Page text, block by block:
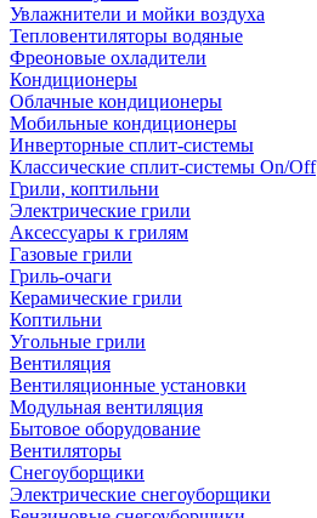
Увлажнители и мойки воздуха
Тепловентиляторы водяные
Фреоновые охладители
Кондиционеры
Облачные кондиционеры
Мобильные кондиционеры
Инверторные сплит-системы
Классические сплит-системы On/Off
Грили, коптильни
Электрические грили
Аксессуары к грилям
Газовые грили
Гриль-очаги
Керамические грили
Коптильни
Угольные грили
Вентиляция
Вентиляционные установки
Модульная вентиляция
Бытовое оборудование
Вентиляторы
Снегоуборщики
Электрические снегоуборщики